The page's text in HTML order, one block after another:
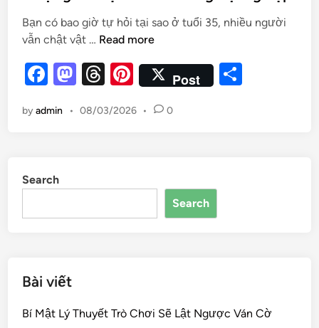
Bạn có bao giờ tự hỏi tại sao ở tuổi 35, nhiều người
vẫn chật vật … Read more
F
c
o
o
M
to
n
T
e
s
Pi
er
Post
byadmin • 08/03/2026 • 0
Search
Search
Bài viết
Bí Mật Lý Thuyết Trò Chơi Sẽ Lật Ngược Ván Cờ